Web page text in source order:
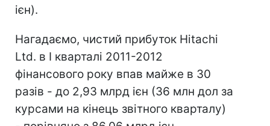
ієн).
Нагадаємо, чистий прибуток Hitachi
Ltd. в I кварталі 2011-2012
фінансового року впав майже в 30
разів - до 2,93 млрд ієн (36 млн дол за
курсами на кінець звітного кварталу)